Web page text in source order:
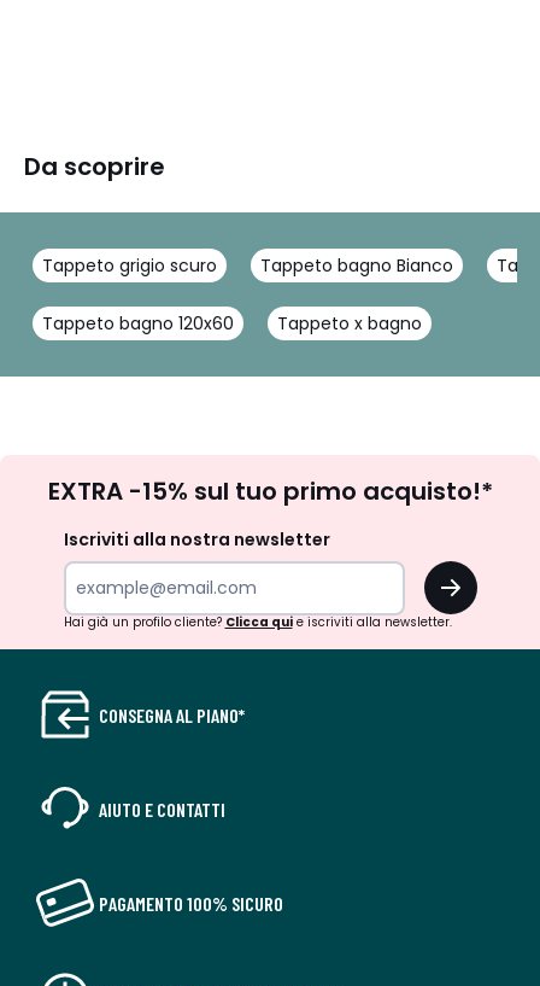
Da scoprire
Tappeto grigio scuro Tappeto bagno Bianco
Tappeto bagno 120x60 Tappeto x bagno
newsletter
EXTRA -15% sul tuo primo acquisto!*
Iscriviti alla nostra newsletter
OK
Hai già un profilo cliente? Clicca quie iscriviti alla newsletter.
CONSEGNA AL PIANO*
AIUTO E CONTATTI
PAGAMENTO 100% SICURO